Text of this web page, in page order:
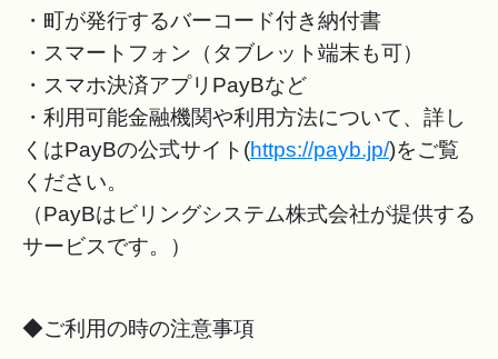
・町が発行するバーコード付き納付書
・スマートフォン（タブレット端末も可）
・スマホ決済アプリPayBなど
・利用可能金融機関や利用方法について、詳し
くはPayBの公式サイト(https://payb.jp/)をご覧
ください。
（PayBはビリングシステム株式会社が提供する
サービスです。）
◆ご利用の時の注意事項